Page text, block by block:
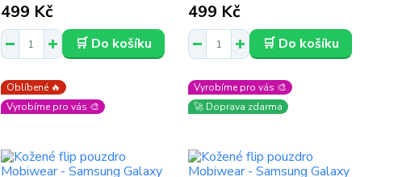
499 Kč
🛒 Do košíku
499 Kč
🛒 Do košíku
Oblíbené 🔥
Vyrobíme pro vás 🎨
Vyrobíme pro vás 🎨
🚀 Doprava zdarma